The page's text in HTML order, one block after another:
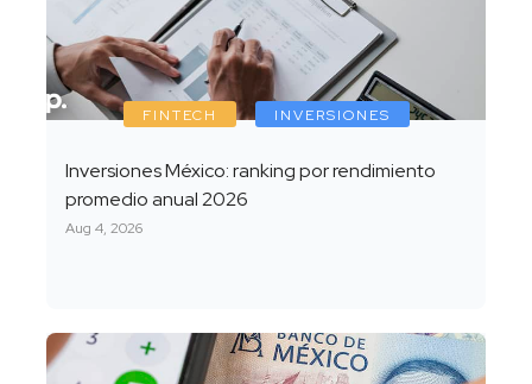
FINTECH INVERSIONES
Inversiones México: ranking por rendimiento
promedio anual 2026
Aug 4, 2026